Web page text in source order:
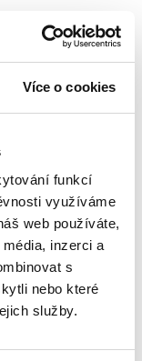
Více o cookies
funkcí
využíváme
web používáte,
inzerci a
s
nebo které
služby.